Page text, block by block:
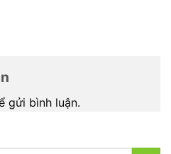
gửi bình luận.